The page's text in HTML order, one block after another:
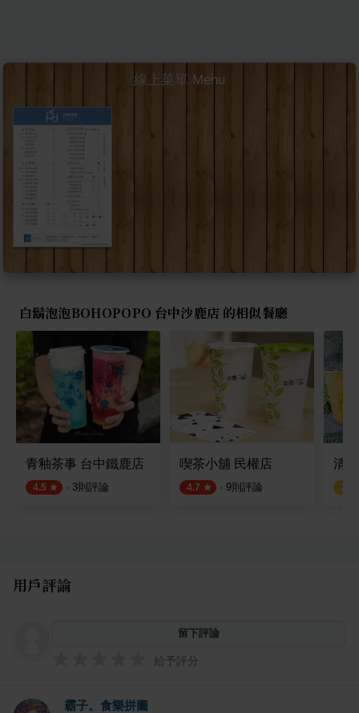
線上菜單 Menu
白鬍泡泡BOHOPOPO 台中沙鹿店 的相似餐廳
青釉茶事 台中鐵鹿店
4.5 · 3則評論
喫茶小舖 民權店
4.7 · 9則評論
清
2.2
用戶評論
留下評論
給予評分
霸子。食樂拼圖